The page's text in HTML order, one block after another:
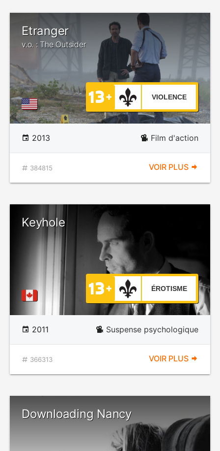
Etranger
v.o. : The Outsider
VIOLENCE
2013 Film d'action
384815 VOIR PLUS
Keyhole
ÉROTISME
2011 Suspense psychologique
366313 VOIR PLUS
Downloading Nancy